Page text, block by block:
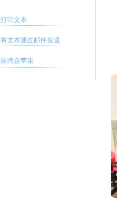
打印文本
将文本通过邮件发送
应聘金苹果